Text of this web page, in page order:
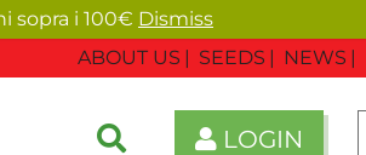
ABOUT US SEEDS NEWS
LOGIN
sopra i 100€ Dismiss